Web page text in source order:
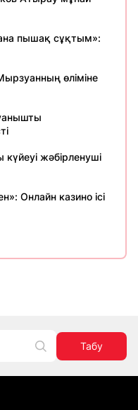
пышақ сұқтым»:
өліміне
жәбірленуші
Онлайн казино ісі
Табу